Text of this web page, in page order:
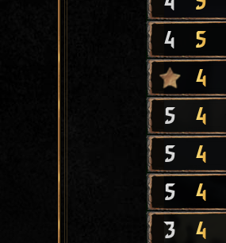
4 5
4
5 4
5 4
5 4
3 4